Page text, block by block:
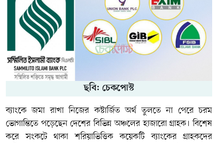
ছবি: চেকপোস্ট
ব্যাংকে জমা রাখা নিজের কষ্টার্জিত অর্থ তুলতে না পেরে চরম
ভোগান্তিতে পড়েছেন দেশের বিভিন্ন অঞ্চলের হাজারো গ্রাহক। বিশেষ
করে সংকটে থাকা শরিয়াভিত্তিক কয়েকটি ব্যাংকের গ্রাহকদের